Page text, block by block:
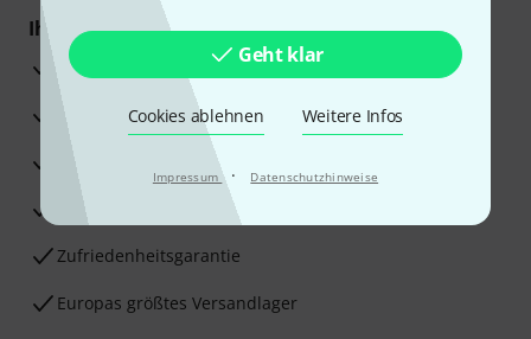
Geht klar
Cookies ablehnen Weitere Infos
Impressum · Datenschutzhinweise
Ihre Vorteile
3 Jahre Thomann Garantie
30 Tage Money-Back-Garantie
Beratung durch Fachexperten
Zufriedenheitsgarantie
Europas größtes Versandlager